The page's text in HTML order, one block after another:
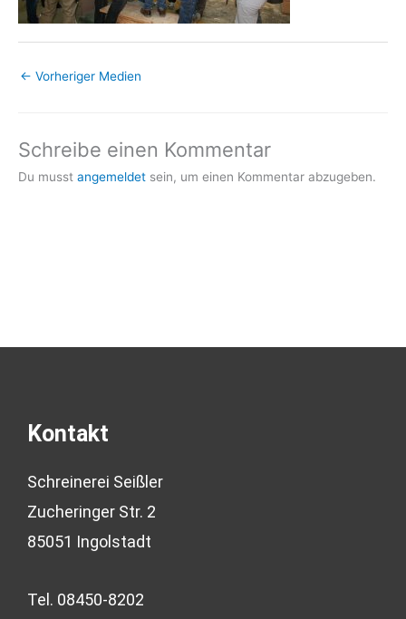
← Vorheriger Medien
Schreibe einen Kommentar
Du musst angemeldet sein, um einen Kommentar abzugeben.
Kontakt
Schreinerei Seißler
Zucheringer Str. 2
85051 Ingolstadt
Tel. 08450-8202